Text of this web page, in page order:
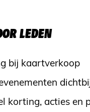
LEDEN
bij kaartverkoop
korting, acties en